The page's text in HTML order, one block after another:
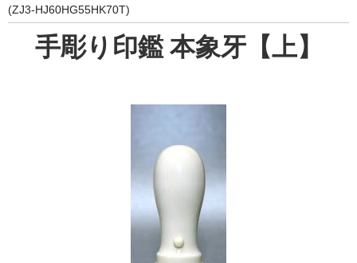
ご利用案内
お問い合わせ
(ZJ3-HJ60HG55HK70T)
手彫り印鑑 本象牙【上】